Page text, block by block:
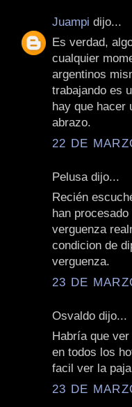
Juampi dijo...
Es verdad,
cualquier
argentinos
trabajando es
hay que hacer
abrazo.
22 DE
Pelusa dijo...
Recién
han
verguenza
condicion de
verguenza.
23 DE
Osvaldo dijo...
Habría que
en todos los
facil ver la
23 DE